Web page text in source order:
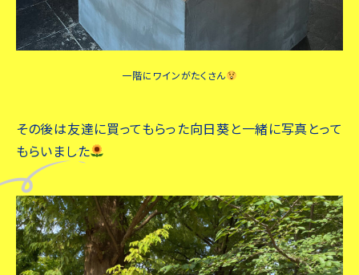
一階にワインがたくさん
その後は友達に買ってもらった向日葵と一緒に写真とって
もらいました